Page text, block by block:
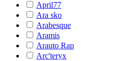
April77
Ara sko
Arabesque
Aramis
Arauto Rap
Arc'teryx